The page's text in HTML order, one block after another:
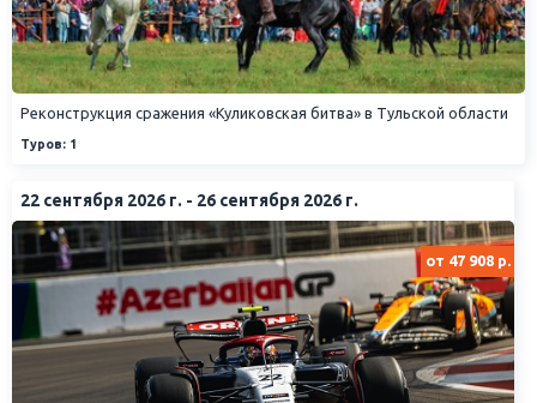
Реконструкция сражения «Куликовская битва» в Тульской области
Туров: 1
22 сентября 2026 г. - 26 сентября 2026 г.
от 47 908 р.